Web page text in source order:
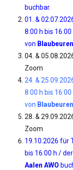
buchbar.
01. &
8:00 h bis
von Blaubeuren
04. &
Zoom
24. &
8:00 h bis
von Blaubeuren
28. &
Zoom
19.10.2026 für
bis 16:00 h /
Aalen AWO